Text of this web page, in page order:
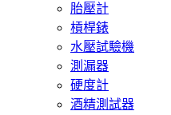
胎壓計
槓桿錶
水壓試驗機
測漏器
硬度計
酒精測試器